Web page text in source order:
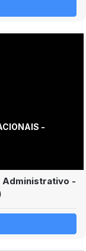
-
Administrativo -